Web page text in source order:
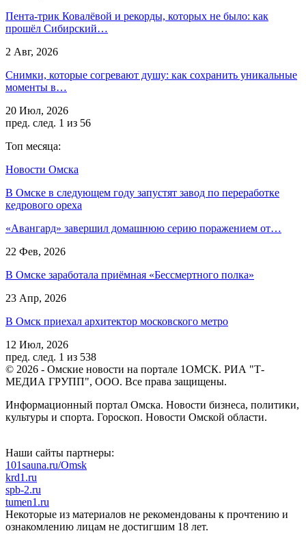
Пента-трик Ковалёвой и рекорды, которых не было: как
прошёл Сибирский…
2 Авг, 2026
Снимки, которые согревают душу: как сохранить уникальные
моменты в…
20 Июл, 2026
пред. след. 1 из 56
Топ месяца:
Новости Омска
В Омске в следующем году запустят завод по переработке
кедрового ореха
«Авангард» завершил домашнюю серию поражением от…
22 Фев, 2026
В Омске заработала приёмная «Бессмертного полка»
23 Апр, 2026
В Омск приехал архитектор московского метро
12 Июл, 2026
пред. след. 1 из 538
© 2026 - Омские новости на портале 1ОМСК. РИА "Т-
МЕДИА ГРУПП", ООО. Все права защищены.
Информационный портал Омска. Новости бизнеса, политики,
культуры и спорта. Гороскоп. Новости Омской области.
Наши сайты партнеры:
101sauna.ru/Omsk
krd1.ru
spb-2.ru
tumen1.ru
Некоторые из материалов не рекомендованы к прочтению и
ознакомлению лицам не достигшим 18 лет.